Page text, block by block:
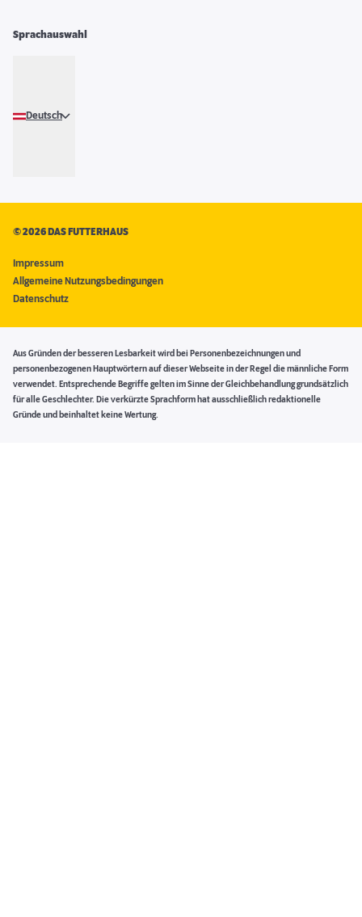
Sprachauswahl
Deutsch
©2026 DAS FUTTERHAUS
Impressum
Allgemeine Nutzungsbedingungen
Datenschutz
Aus Gründen der besseren Lesbarkeit wird bei Personenbezeichnungen und
personenbezogenen Hauptwörtern auf dieser Webseite in der Regel die männliche Form
verwendet. Entsprechende Begriffe gelten im Sinne der Gleichbehandlung grundsätzlich
für alle Geschlechter. Die verkürzte Sprachform hat ausschließlich redaktionelle
Gründe und beinhaltet keine Wertung.